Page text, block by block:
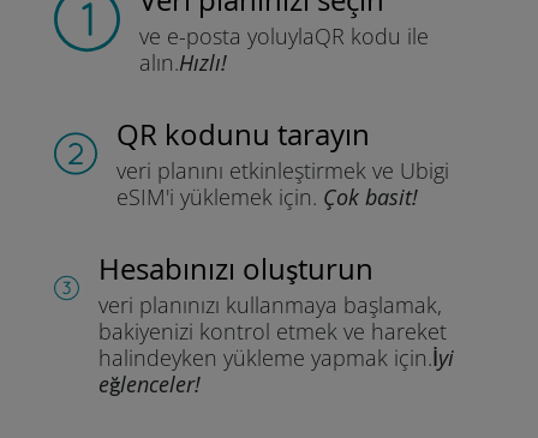
ve e-posta yoluylaQR kodu ile
alın.Hızlı!
QR kodunu tarayın
veri planını etkinleştirmek ve Ubigi
eSIM'i yüklemek için. Çok basit!
Hesabınızı oluşturun
veri planınızı kullanmaya başlamak,
bakiyenizi kontrol etmek ve hareket
halindeyken yükleme yapmak için.İyi
eğlenceler!